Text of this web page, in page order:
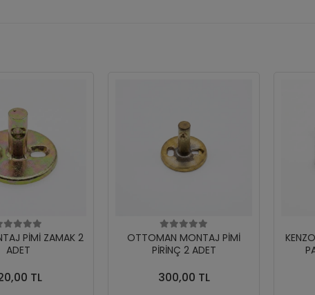
PİMİ ZAMAK 2
ADET
TL
OTTOMAN MONTAJ PİMİ
PİRİNÇ 2 ADET
300,00 TL